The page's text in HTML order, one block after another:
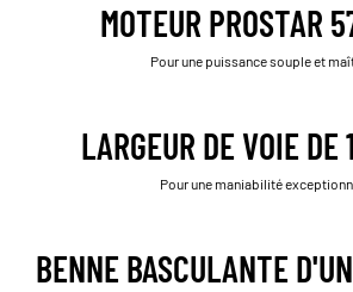
MOTEUR PROSTAR
Pour une puissance souple et
LARGEUR DE VOIE DE
Pour une maniabilité
BENNE BASCULANTE